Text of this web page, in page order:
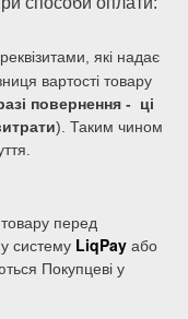
які надає
вартості товару
повернення - ці
). Таким чином
перед
систему LiqPay або
Покупцеві у